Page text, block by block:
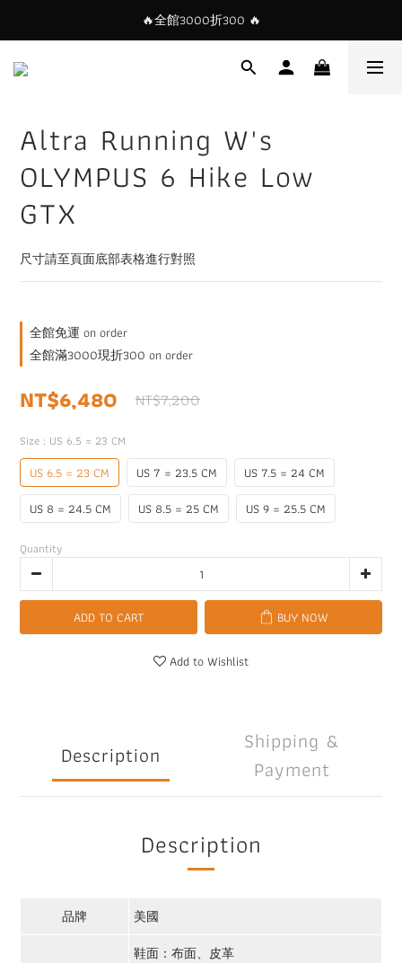
🔥全館3000折300 🔥
Altra Running W's
OLYMPUS 6 Hike Low
GTX
尺寸請至頁面底部表格進行對照
全館免運 on order
全館滿3000現折300 on order
NT$6,480 NT$7,200
Size : US 6.5 = 23 CM
US 6.5 = 23 CM US 7 = 23.5 CM
US 7.5 = 24 CM
US 8 = 24.5 CM
US 8.5 = 25 CM US 9 = 25.5 CM
Quantity
ADD TO CART BUY NOW
Add to Wishlist
Description
Shipping &
Payment
Description
品牌 美國
鞋面：布面、皮革